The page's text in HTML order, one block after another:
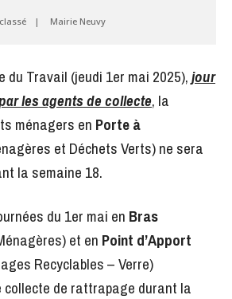
| Mairie Neuvy
du Travail (jeudi 1er mai 2025),jour
les agents de collecte, la
ménagers en Porte à
et Déchets Verts) ne sera
la semaine 18.
du 1er mai en Bras
et en Point d’Apport
Recyclables – Verre)
collecte de rattrapage durant la